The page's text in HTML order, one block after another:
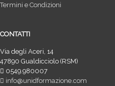
Termini e Condizioni
CONTATTI
Via degli Aceri, 14
47890 Gualdicciolo (RSM)
0549.980007
info@unidformazione.com